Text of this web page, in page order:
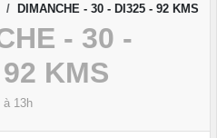
DIMANCHE - 30 - DI325 - 92 KMS
- 30 -
KMS
à 13h